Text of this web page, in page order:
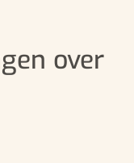
over